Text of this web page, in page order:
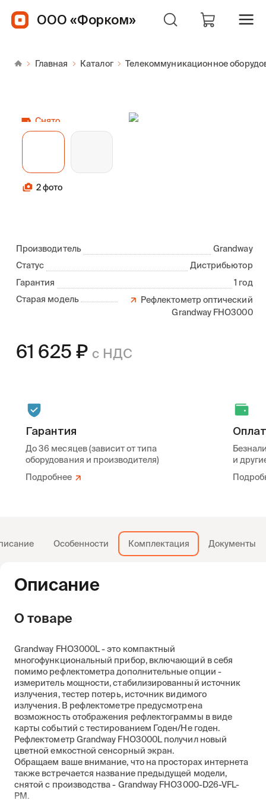
ООО «Форком»
Главная Каталог Телекоммуникационное
Снято
2 фото
Производитель
Grandway
Статус
Дистрибьютор
Гарантия
1 год
Старая модель
Рефлектометр оптический
Grandway FHO3000
61 625 ₽ с НДС
Гарантия
До 36 месяцев (зависит от типа
оборудования и производителя)
Подробнее
и
Особенности Комплектация Документы
Описание
О товаре
Grandway FHO3000L - это компактный
многофункциональный прибор, включающий в себя
помимо рефлектометра дополнительные опции -
измеритель мощности, стабилизированный источник
излучения, тестер потерь, источник видимого
излучения. В рефлектометре предусмотрена
возможность отображения рефлектограммы в виде
карты событий с тестированием Годен/Не годен.
Рефлектометр Grandway FHO3000L получил новый
цветной емкостной сенсорный экран.
Обращаем ваше внимание, что на просторах интернета
также встречается название предыдущей модели,
снятой с производства - Grandway FHO3000-D26-VFL-
PM.